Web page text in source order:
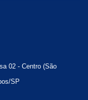
02 - Centro (São
SP